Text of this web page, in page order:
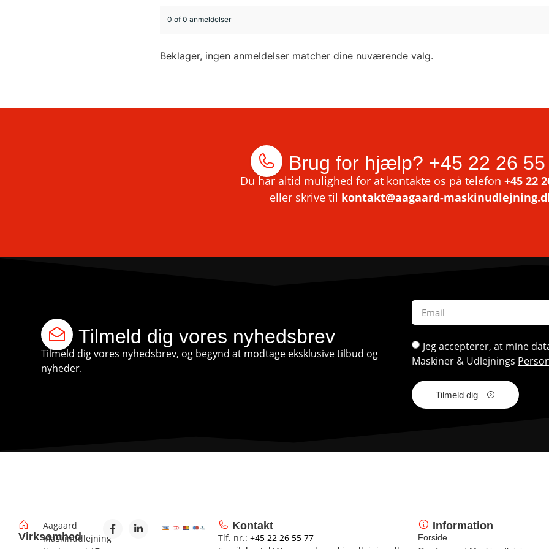
0 of 0 anmeldelser
Beklager, ingen anmeldelser matcher dine nuværende valg.
Brug for hjælp? +45 22 26
Du har altid mulighed for at kontakte os på telefon +45 22
eller skrive til kontakt@aagaard-
Tilmeld dig vores nyhedsbrev
Tilmeld dig vores nyhedsbrev, og begynd at modtage eksklusive tilbud og
nyheder.
Jeg accepterer, at mine
Maskiner & Udlejnings
Tilmeld dig
Virksomhed
Aagaard
Maskinudlejning
Kontakt
Tlf. nr.: +45 22 26 55 77
Information
Forside